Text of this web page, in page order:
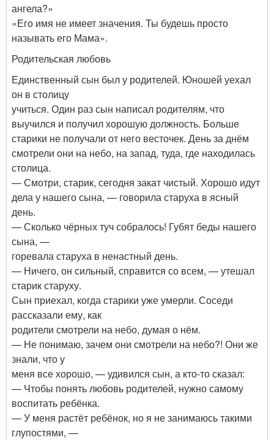
ангела?»
«Его имя не имеет значения. Ты будешь просто
называть его Мама».
Родительская любовь
Единственный сын был у родителей. Юношей уехал
он в столицу
учиться. Один раз сын написал родителям, что
выучился и получил хорошую должность. Больше
старики не получали от него весточек. День за днём
смотрели они на небо, на запад, туда, где находилась
столица.
— Смотри, старик, сегодня закат чистый. Хорошо идут
дела у нашего сына, — говорила старуха в ясный
день.
— Сколько чёрных туч собралось! Губят беды нашего
сына, —
горевала старуха в ненастный день.
— Ничего, он сильный, справится со всем, — утешал
старик старуху.
Сын приехал, когда старики уже умерли. Соседи
рассказали ему, как
родители смотрели на небо, думая о нём.
— Не понимаю, зачем они смотрели на небо?! Они же
знали, что у
меня все хорошо, — удивился сын, а кто-то сказал:
— Чтобы понять любовь родителей, нужно самому
воспитать ребёнка.
— У меня растёт ребёнок, но я не занимаюсь такими
глупостями, —